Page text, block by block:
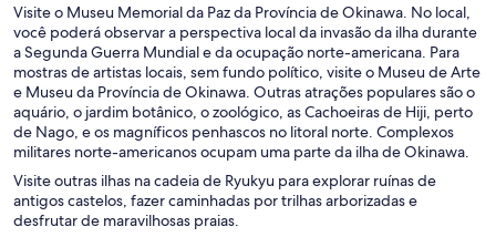
Visite o Museu Memorial da Paz da Província de Okinawa. No local,
você poderá observar a perspectiva local da invasão da ilha durante
a Segunda Guerra Mundial e da ocupação norte-americana. Para
mostras de artistas locais, sem fundo político, visite o Museu de Arte
e Museu da Província de Okinawa. Outras atrações populares são o
aquário, o jardim botânico, o zoológico, as Cachoeiras de Hiji, perto
de Nago, e os magníficos penhascos no litoral norte. Complexos
militares norte-americanos ocupam uma parte da ilha de Okinawa.
Visite outras ilhas na cadeia de Ryukyu para explorar ruínas de
antigos castelos, fazer caminhadas por trilhas arborizadas e
desfrutar de maravilhosas praias.